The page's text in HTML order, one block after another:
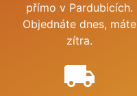
přímo v Pardubicích.
Objednáte dnes, máte
zítra.
local_shipping